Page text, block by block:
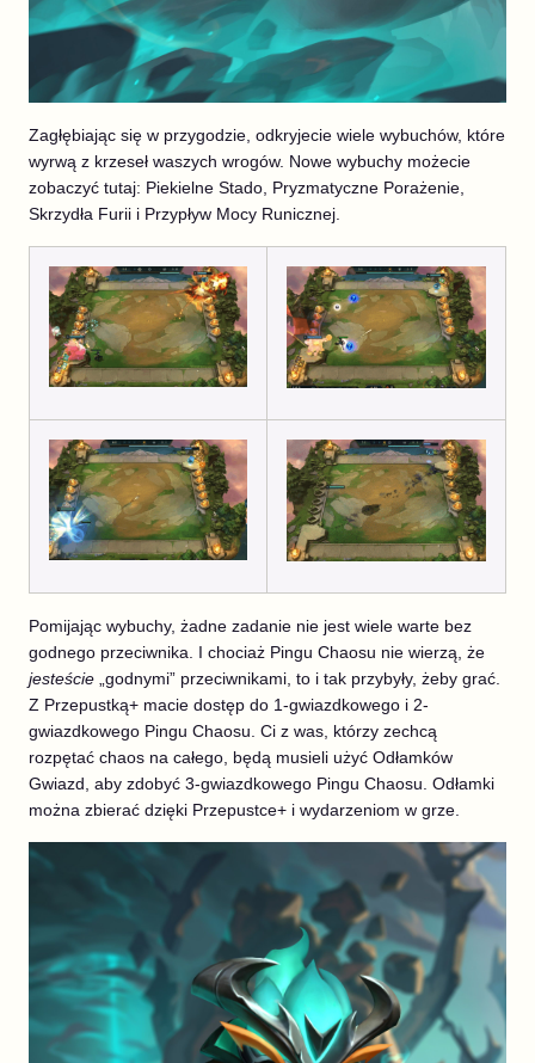
Zagłębiając się w przygodzie, odkryjecie wiele wybuchów, które
wyrwą z krzeseł waszych wrogów. Nowe wybuchy możecie
zobaczyć tutaj: Piekielne Stado, Pryzmatyczne Porażenie,
Skrzydła Furii i Przypływ Mocy Runicznej.
Pomijając wybuchy, żadne zadanie nie jest wiele warte bez
godnego przeciwnika. I chociaż Pingu Chaosu nie wierzą, że
jesteście „godnymi” przeciwnikami, to i tak przybyły, żeby grać.
Z Przepustką+ macie dostęp do 1-gwiazdkowego i 2-
gwiazdkowego Pingu Chaosu. Ci z was, którzy zechcą
rozpętać chaos na całego, będą musieli użyć Odłamków
Gwiazd, aby zdobyć 3-gwiazdkowego Pingu Chaosu. Odłamki
można zbierać dzięki Przepustce+ i wydarzeniom w grze.